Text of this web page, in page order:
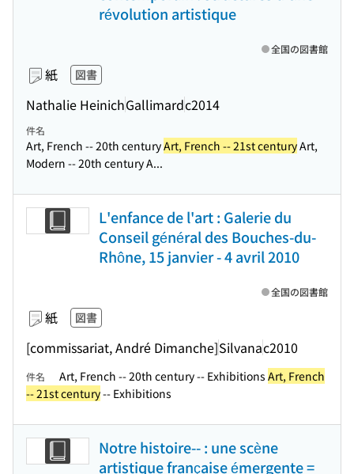
révolution artistique
紙 図書
Nathalie HeinichGallimardc2014
全国の図書館
件名
Art, French -- 20th centuryArt, French -- 21st centuryArt,
Modern -- 20th century A...
L'enfance de l'art : Galerie du
Conseil général des Bouches-du-
Rhône, 15 janvier - 4 avril 2010
紙 図書
[commissariat, André Dimanche]Silvanac2010
全国の図書館
件名 Art, French -- 20th century -- Exhibitions Art, French
-- 21st century-- Exhibitions
Notre histoire-- : une scène
artistique française émergente =